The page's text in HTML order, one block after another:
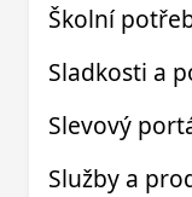
Školní
Sladkosti a
Slevový
Služby a